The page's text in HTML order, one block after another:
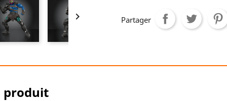
 Partager
produit